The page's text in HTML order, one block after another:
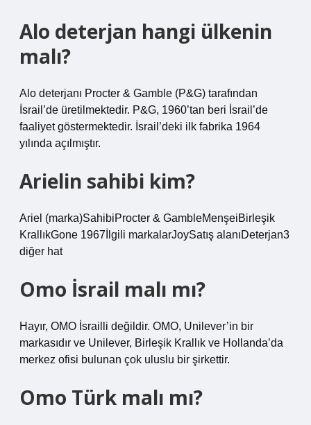
Alo deterjan hangi ülkenin
malı?
Alo deterjanı Procter & Gamble (P&G) tarafından
İsrail’de üretilmektedir. P&G, 1960’tan beri İsrail’de
faaliyet göstermektedir. İsrail’deki ilk fabrika 1964
yılında açılmıştır.
Arielin sahibi kim?
Ariel (marka)SahibiProcter & GambleMenşeiBirleşik
KrallıkGone 1967İlgili markalarJoySatış alanıDeterjan3
diğer hat
Omo İsrail malı mı?
Hayır, OMO İsrailli değildir. OMO, Unilever’in bir
markasıdır ve Unilever, Birleşik Krallık ve Hollanda’da
merkez ofisi bulunan çok uluslu bir şirkettir.
Omo Türk malı mı?